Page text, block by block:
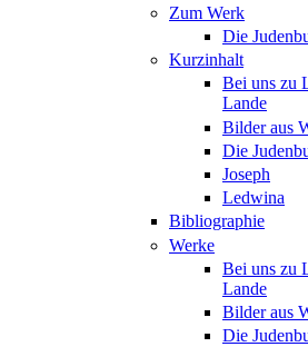
Zum Werk
Die
Kurzinhalt
Bei uns zu
Lande
Bilder aus
Die
Joseph
Ledwina
Bibliographie
Werke
Bei uns zu
Lande
Bilder aus
Die